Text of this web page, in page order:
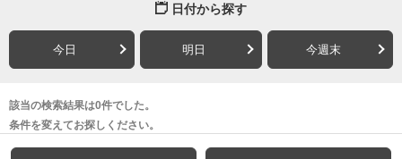
日付から探す
今日 明日 今週末
該当の検索結果は0件でした。
条件を変えてお探しください。